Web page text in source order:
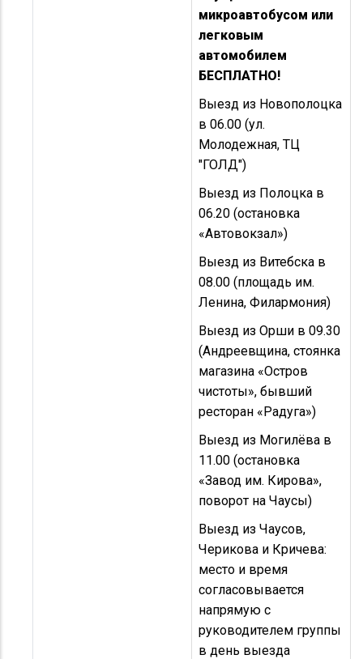
микроавтобусом или
легковым
автомобилем
БЕСПЛАТНО!
Выезд из Новополоцка
в 06.00 (ул.
Молодежная, ТЦ
"ГОЛД")
Выезд из Полоцка в
06.20 (остановка
«Автовокзал»)
Выезд из Витебска в
08.00 (площадь им.
Ленина, Филармония)
Выезд из Орши в 09.30
(Андреевщина, стоянка
магазина «Остров
чистоты», бывший
ресторан «Радуга»)
Выезд из Могилёва в
11.00 (остановка
«Завод им. Кирова»,
поворот на Чаусы)
Выезд из Чаусов,
Черикова и Кричева:
место и время
согласовывается
напрямую с
руководителем группы
в день выезда